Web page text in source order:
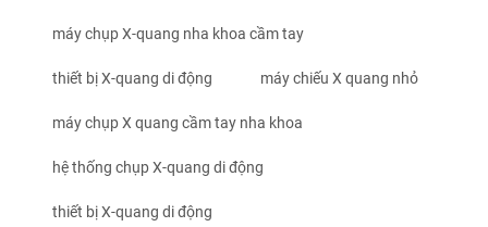
máy chụp X-quang nha khoa cầm tay
thiết bị X-quang di động máy chiếu X quang nhỏ
máy chụp X quang cầm tay nha khoa
hệ thống chụp X-quang di động
thiết bị X-quang di động